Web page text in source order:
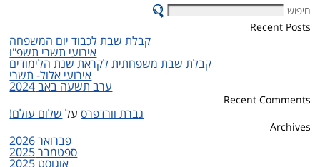
חיפוש
Recent Posts
קבלת שבת לכבוד יום המשפחה
אירועי תשרי תשפ"ו
קבלת שבת משפחתית לקראת שנת הלימודים
אירועי אלול- תשרי
ערב תשעה באב 2024
Recent Comments
גברת וורדפרסעל שלום עולם!
Archives
פברואר 2026
ספטמבר 2025